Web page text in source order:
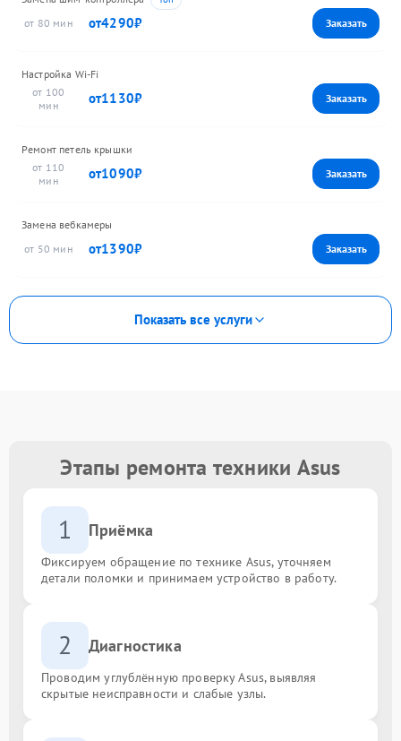
80
4290
Настройка Wi-Fi
100
1130
Ремонт петель крышки
110
1090
Замена вебкамеры
50
1390
Показать все услуги
Этапы ремонта техники Asus
1 Приёмка
Фиксируем обращение по технике Asus, уточняем
детали поломки и принимаем устройство в работу.
2 Диагностика
Проводим углублённую проверку Asus, выявляя
скрытые неисправности и слабые узлы.